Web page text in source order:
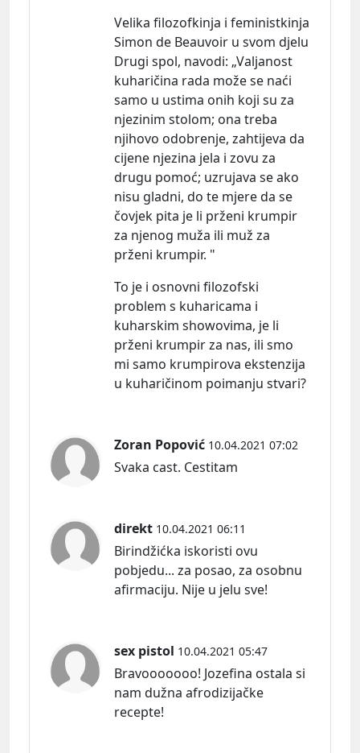
Velika filozofkinja i feministkinja
Simon de Beauvoir u svom djelu
Drugi spol, navodi: „Valjanost
kuharičina rada može se naći
samo u ustima onih koji su za
njezinim stolom; ona treba
njihovo odobrenje, zahtijeva da
cijene njezina jela i zovu za
drugu pomoć; uzrujava se ako
nisu gladni, do te mjere da se
čovjek pita je li prženi krumpir
za njenog muža ili muž za
prženi krumpir. "
To je i osnovni filozofski
problem s kuharicama i
kuharskim showovima, je li
prženi krumpir za nas, ili smo
mi samo krumpirova ekstenzija
u kuharičinom poimanju stvari?
Zoran Popović 10.04.2021 07:02
Svaka cast. Cestitam
direkt 10.04.2021 06:11
Birindžićka iskoristi ovu
pobjedu... za posao, za osobnu
afirmaciju. Nije u jelu sve!
sex pistol 10.04.2021 05:47
Bravooooooo! Jozefina ostala si
nam dužna afrodizijačke
recepte!